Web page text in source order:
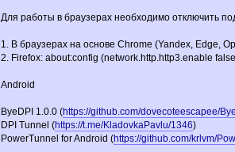
Для работы в браузерах необходимо отключить
1. В браузерах на основе Chrome (Yandex, Edge,
2. Firefox: about:config (network.http.http3.enable
Android
ByeDPI 1.0.0 (https://github.com/dovecoteescapee/
DPI Tunnel (https://t.me/KladovkaPavlu/1346)
PowerTunnel for Android (https://github.com/krlvm/